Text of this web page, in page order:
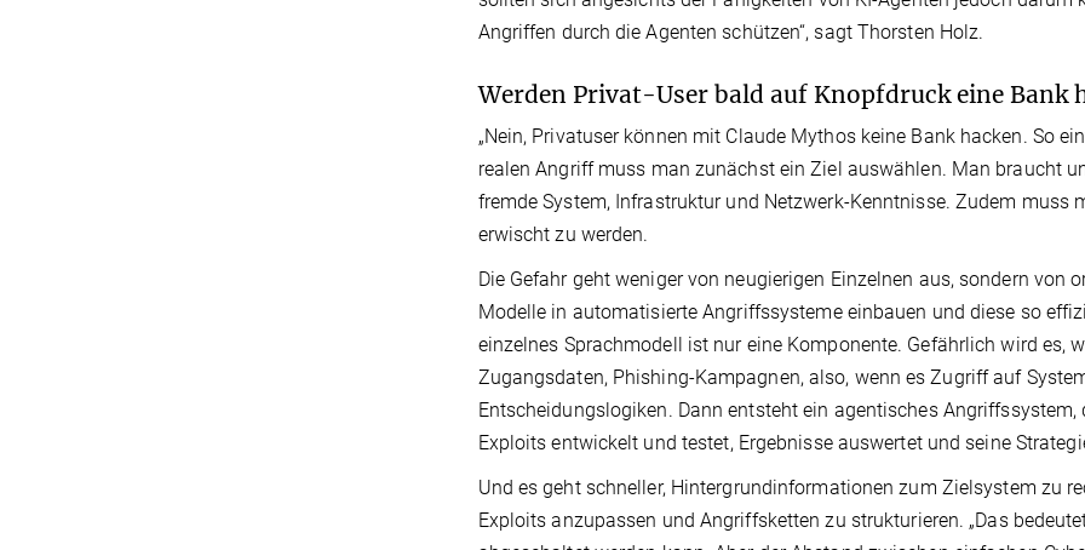
Angriffen durch die Agenten schützen“, sagt Thorsten Holz.
Werden Privat-User bald auf Knopfdruck eine Bank
„Nein, Privatuser können mit Claude Mythos keine Bank hacken. So
realen Angriff muss man zunächst ein Ziel auswählen. Man braucht
fremde System, Infrastruktur und Netzwerk-Kenntnisse. Zudem
erwischt zu werden.
Die Gefahr geht weniger von neugierigen Einzelnen aus, sondern von
Modelle in automatisierte Angriffssysteme einbauen und diese so
einzelnes Sprachmodell ist nur eine Komponente. Gefährlich wird es,
Zugangsdaten, Phishing-Kampagnen, also, wenn es Zugriff auf
Entscheidungslogiken. Dann entsteht ein agentisches
Exploits entwickelt und testet, Ergebnisse auswertet und seine
Und es geht schneller, Hintergrundinformationen zum Zielsystem zu
Exploits anzupassen und Angriffsketten zu strukturieren. „Das